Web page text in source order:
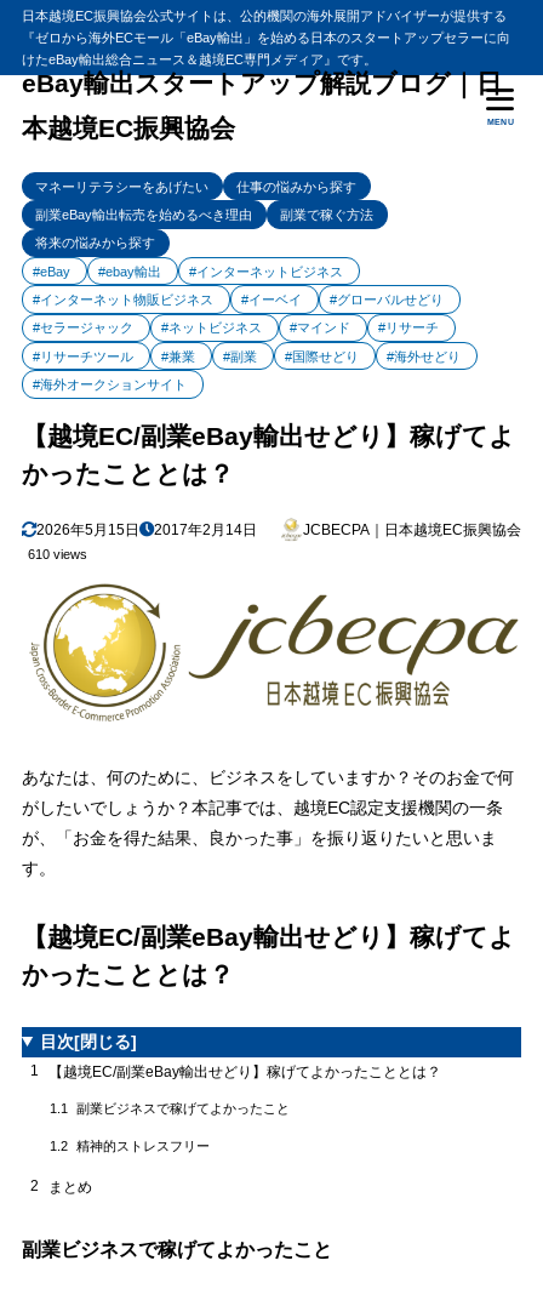
日本越境EC振興協会公式サイトは、公的機関の海外展開アドバイザーが提供する
『ゼロから海外ECモール「eBay輸出」を始める日本のスタートアップセラーに向
けたeBay輸出総合ニュース＆越境EC専門メディア』です。
eBay輸出スタートアップ解説ブログ｜日
本越境EC振興協会
MENU
マネーリテラシーをあげたい
仕事の悩みから探す
副業eBay輸出転売を始めるべき理由
副業で稼ぐ方法
将来の悩みから探す
#eBay
#ebay輸出
#インターネットビジネス
#インターネット物販ビジネス
#イーベイ
#グローバルせどり
#セラージャック
#ネットビジネス #マインド
#リサーチ
#リサーチツール
#兼業 #副業 #国際せどり
#海外せどり
#海外オークションサイト
【越境EC/副業eBay輸出せどり】稼げてよ
かったこととは？
2026年5月15日 2017年2月14日 JCBECPA｜日本越境EC振興協会
610 views
あなたは、何のために、ビジネスをしていますか？そのお金で何
がしたいでしょうか？本記事では、越境EC認定支援機関の一条
が、「お金を得た結果、良かった事」を振り返りたいと思いま
す。
【越境EC/副業eBay輸出せどり】稼げてよ
かったこととは？
目次[閉じる]
1 【越境EC/副業eBay輸出せどり】稼げてよかったこととは？
1.1 副業ビジネスで稼げてよかったこと
1.2 精神的ストレスフリー
2 まとめ
副業ビジネスで稼げてよかったこと
目次
1 【越境EC/副業eBay輸出せどり】稼げてよかったこととは？
1.1 副業ビジネスで稼げてよかったこと
1.2 精神的ストレスフリー
2 まとめ